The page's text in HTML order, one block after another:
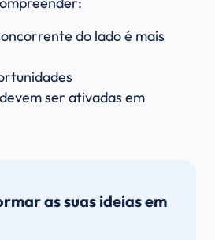
do lado é mais
ser ativadas em
as suas ideias em